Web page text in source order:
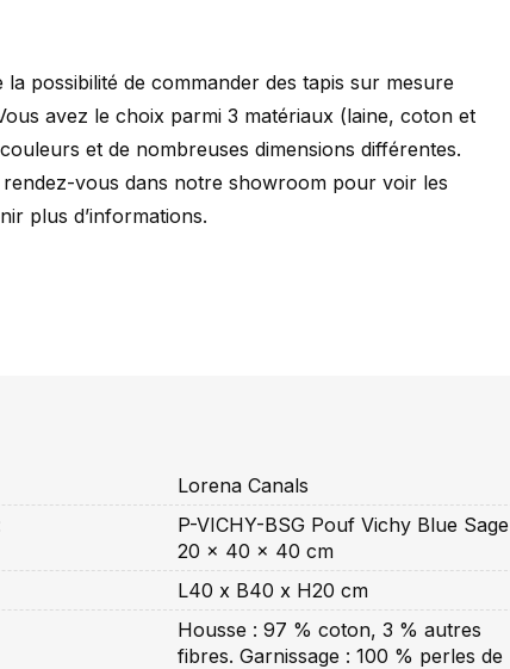
possibilité de commander des tapis sur mesure
avez le choix parmi 3 matériaux (laine, coton et
et de nombreuses dimensions différentes.
vous dans notre showroom pour voir les
plus d’informations.
Lorena Canals
P-VICHY-BSG Pouf Vichy Blue Sage
20 x 40 x 40 cm
L40 x B40 x H20 cm
Housse : 97 % coton, 3 % autres
fibres. Garnissage : 100 % perles de